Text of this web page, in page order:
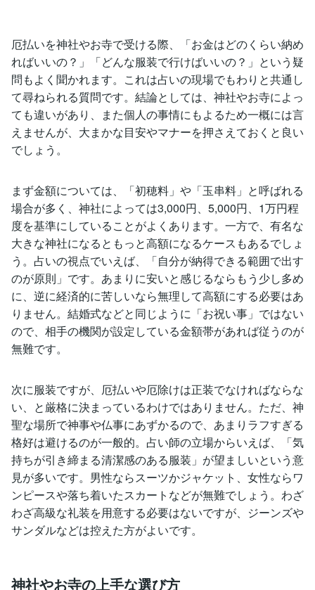
厄払いを神社やお寺で受ける際、「お金はどのくらい納め
ればいいの？」「どんな服装で行けばいいの？」という疑
問もよく聞かれます。これは占いの現場でもわりと共通し
て尋ねられる質問です。結論としては、神社やお寺によっ
ても違いがあり、また個人の事情にもよるため一概には言
えませんが、大まかな目安やマナーを押さえておくと良い
でしょう。
まず金額については、「初穂料」や「玉串料」と呼ばれる
場合が多く、神社によっては3,000円、5,000円、1万円程
度を基準にしていることがよくあります。一方で、有名な
大きな神社になるともっと高額になるケースもあるでしょ
う。占いの視点でいえば、「自分が納得できる範囲で出す
のが原則」です。あまりに安いと感じるならもう少し多め
に、逆に経済的に苦しいなら無理して高額にする必要はあ
りません。結婚式などと同じように「お祝い事」ではない
ので、相手の機関が設定している金額帯があれば従うのが
無難です。
次に服装ですが、厄払いや厄除けは正装でなければならな
い、と厳格に決まっているわけではありません。ただ、神
聖な場所で神事や仏事にあずかるので、あまりラフすぎる
格好は避けるのが一般的。占い師の立場からいえば、「気
持ちが引き締まる清潔感のある服装」が望ましいという意
見が多いです。男性ならスーツかジャケット、女性ならワ
ンピースや落ち着いたスカートなどが無難でしょう。わざ
わざ高級な礼装を用意する必要はないですが、ジーンズや
サンダルなどは控えた方がよいです。
神社やお寺の上手な選び方